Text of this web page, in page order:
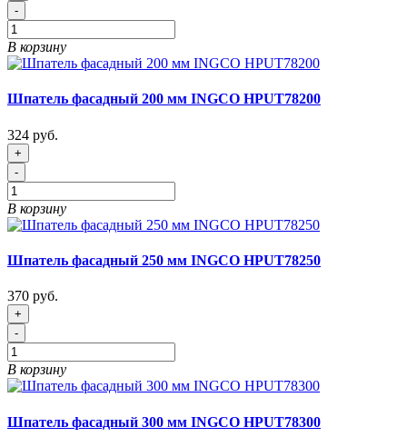
-
В корзину
Шпатель фасадный 200 мм INGCO HPUT78200
324 руб.
+
-
В корзину
Шпатель фасадный 250 мм INGCO HPUT78250
370 руб.
+
-
В корзину
Шпатель фасадный 300 мм INGCO HPUT78300